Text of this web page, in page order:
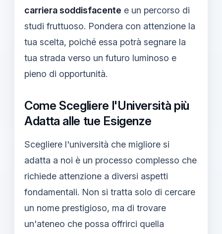
carriera soddisfacente e un percorso di
studi fruttuoso. Pondera con attenzione la
tua scelta, poiché essa potrà segnare la
tua strada verso un futuro luminoso e
pieno di opportunità.
Come Scegliere l'Università più
Adatta alle tue Esigenze
Scegliere l'università che migliore si
adatta a noi è un processo complesso che
richiede attenzione a diversi aspetti
fondamentali. Non si tratta solo di cercare
un nome prestigioso, ma di trovare
un'ateneo che possa offrirci quella